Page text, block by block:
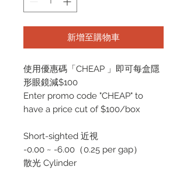
新增至購物車
使用優惠碼「CHEAP 」即可每盒隱
形眼鏡減$100
Enter promo code "CHEAP" to
have a price cut of $100/box
Short-sighted 近視
-0.00 ~ -6.00（0.25 per gap）
散光 Cylinder